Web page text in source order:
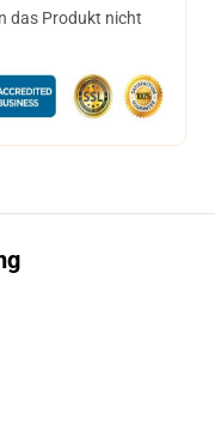
das Produkt nicht